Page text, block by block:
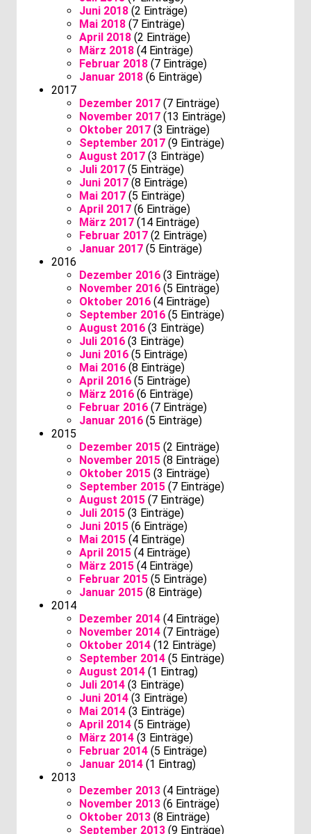
Juni 2018 (2 Einträge)
Mai 2018 (7 Einträge)
April 2018 (2 Einträge)
März 2018 (4 Einträge)
Februar 2018 (7 Einträge)
Januar 2018 (6 Einträge)
2017
Dezember 2017 (7 Einträge)
November 2017 (13 Einträge)
Oktober 2017 (3 Einträge)
September 2017 (9 Einträge)
August 2017 (3 Einträge)
Juli 2017 (5 Einträge)
Juni 2017 (8 Einträge)
Mai 2017 (5 Einträge)
April 2017 (6 Einträge)
März 2017 (14 Einträge)
Februar 2017 (2 Einträge)
Januar 2017 (5 Einträge)
2016
Dezember 2016 (3 Einträge)
November 2016 (5 Einträge)
Oktober 2016 (4 Einträge)
September 2016 (5 Einträge)
August 2016 (3 Einträge)
Juli 2016 (3 Einträge)
Juni 2016 (5 Einträge)
Mai 2016 (8 Einträge)
April 2016 (5 Einträge)
März 2016 (6 Einträge)
Februar 2016 (7 Einträge)
Januar 2016 (5 Einträge)
2015
Dezember 2015 (2 Einträge)
November 2015 (8 Einträge)
Oktober 2015 (3 Einträge)
September 2015 (7 Einträge)
August 2015 (7 Einträge)
Juli 2015 (3 Einträge)
Juni 2015 (6 Einträge)
Mai 2015 (4 Einträge)
April 2015 (4 Einträge)
März 2015 (4 Einträge)
Februar 2015 (5 Einträge)
Januar 2015 (8 Einträge)
2014
Dezember 2014 (4 Einträge)
November 2014 (7 Einträge)
Oktober 2014 (12 Einträge)
September 2014 (5 Einträge)
August 2014 (1 Eintrag)
Juli 2014 (3 Einträge)
Juni 2014 (3 Einträge)
Mai 2014 (3 Einträge)
April 2014 (5 Einträge)
März 2014 (3 Einträge)
Februar 2014 (5 Einträge)
Januar 2014 (1 Eintrag)
2013
Dezember 2013 (4 Einträge)
November 2013 (6 Einträge)
Oktober 2013 (8 Einträge)
September 2013 (9 Einträge)